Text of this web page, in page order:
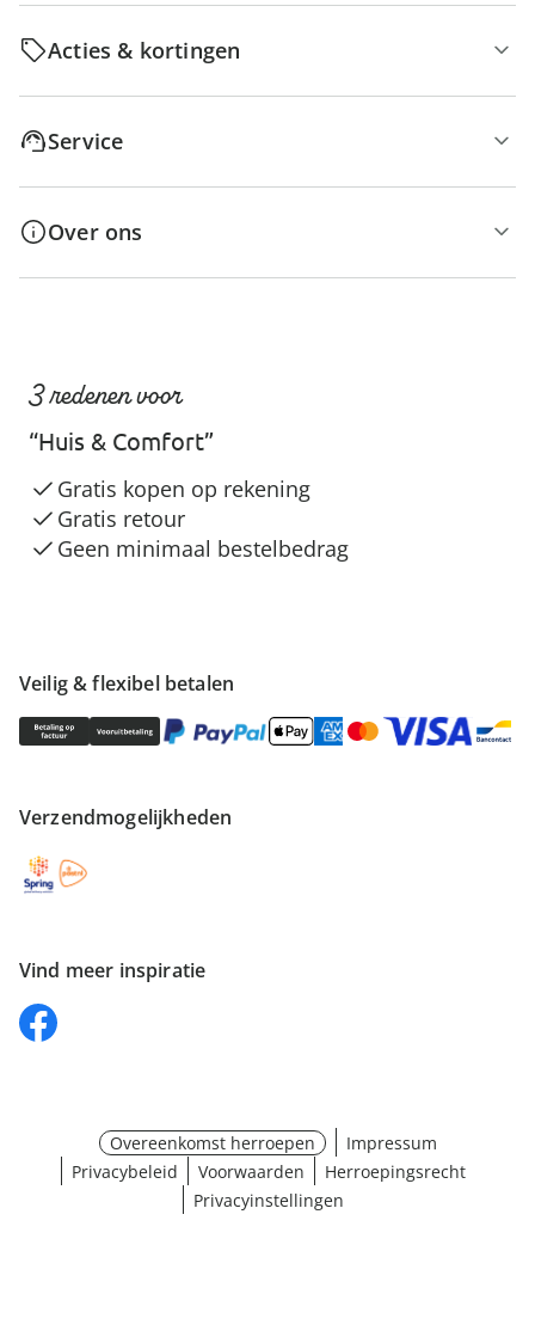
Acties & kortingen
Service
Over ons
Veilig & flexibel betalen
Verzendmogelijkheden
Vind meer inspiratie
3 redenen voor
“Huis & Comfort”
Gratis kopen op rekening
Gratis retour
Geen minimaal bestelbedrag
Overeenkomst herroepen
Impressum
Privacybeleid
Voorwaarden
Herroepingsrecht
Privacyinstellingen